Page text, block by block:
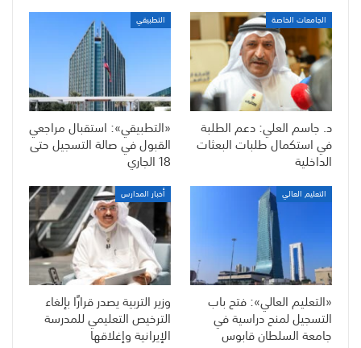
الجامعات الخاصة
د. جاسم العلي: دعم الطلبة
في استكمال طلبات البعثات
الداخلية
التطبيقي
«التطبيقي»: استقبال مراجعي
القبول في صالة التسجيل حتى
18 الجاري
التعليم العالي
«التعليم العالي»: فتح باب
التسجيل لمنح دراسية في
جامعة السلطان قابوس
أخبار المدارس
وزير التربية يصدر قرارًا بإلغاء
الترخيص التعليمي للمدرسة
الإيرانية وإغلاقها